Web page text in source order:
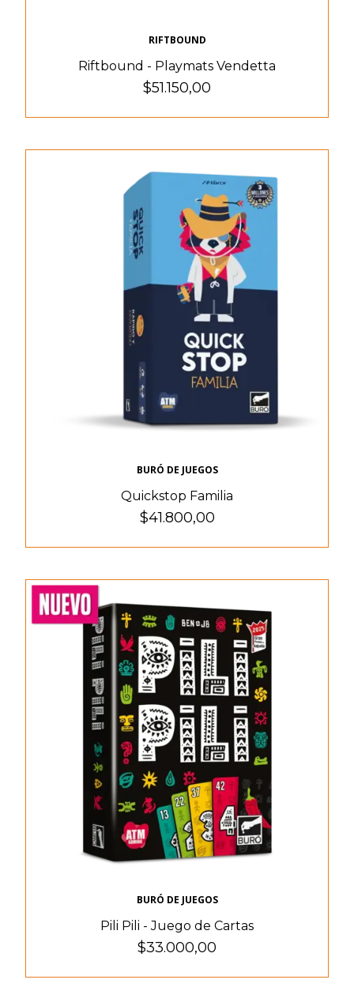
RIFTBOUND
Riftbound - Playmats Vendetta
$51.150,00
BURÓ DE JUEGOS
Quickstop Familia
$41.800,00
BURÓ DE JUEGOS
Pili Pili - Juego de Cartas
$33.000,00